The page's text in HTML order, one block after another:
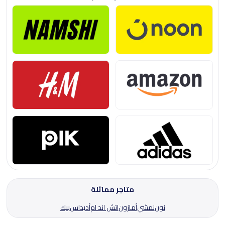
متاجر مماثلة
نوننمشيأمازوناتش اند امأديداسبيك